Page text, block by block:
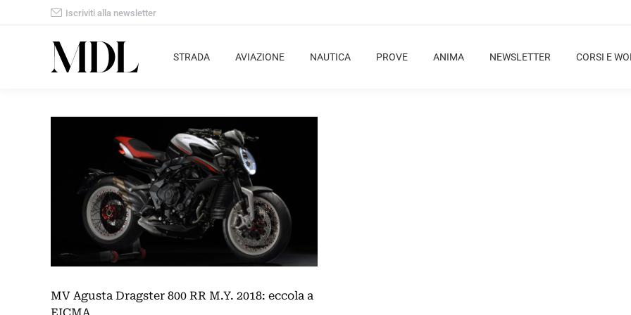
Iscriviti alla newsletter
STRADA AVIAZIONE NAUTICA PROVE ANIMA NEWSLETTER CORSI E
MV Agusta Dragster 800 RR M.Y. 2018: eccola a